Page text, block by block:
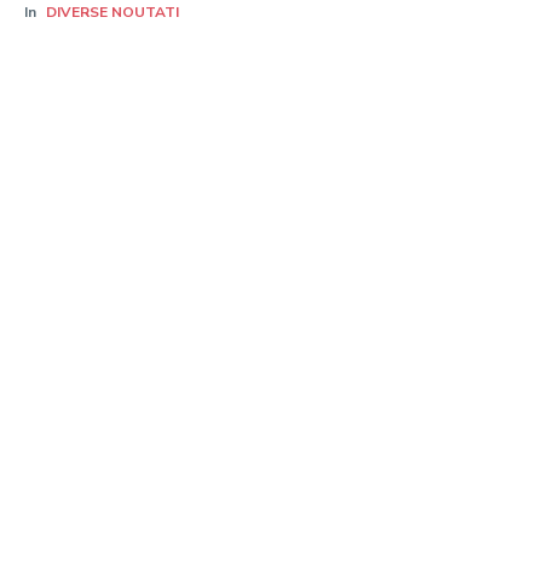
In DIVERSE NOUTATI